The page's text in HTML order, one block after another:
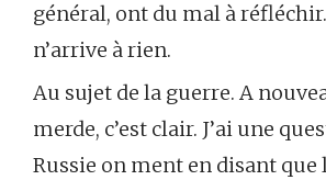
général, ont du mal à
n’arrive à rien.
Au sujet de la guerre. A
merde, c’est clair. J’ai une
Russie on ment en disant que